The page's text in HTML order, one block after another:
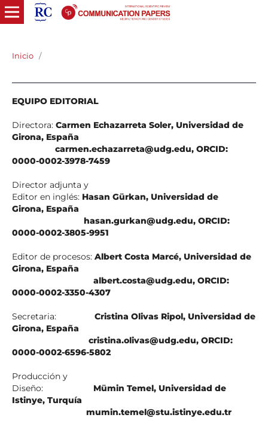
Inicio /
EQUIPO EDITORIAL
Directora: Carmen Echazarreta Soler, Universidad de
Girona, España
carmen.echazarreta@udg.edu, ORCID:
0000-0002-3978-7459
Director adjunta y
Editor en inglés: Hasan Gürkan, Universidad de
Girona, España
hasan.gurkan@udg.edu, ORCID:
0000-0002-3805-9951
Editor de procesos: Albert Costa Marcé, Universidad de
Girona, España
albert.costa@udg.edu, ORCID:
0000-0002-3350-4307
Secretaria: Cristina Olivas Ripol, Universidad de
Girona, España
cristina.olivas@udg.edu, ORCID:
0000-0002-6596-5802
Producción y
Diseño: Mümin Temel, Universidad de
Istinye, Turquía
mumin.temel@stu.istinye.edu.tr